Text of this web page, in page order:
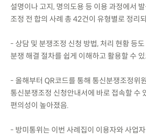
설명이나 고지, 명의도용 등 이용 과정에서
조정 전 합의 사례 총 42건이 유형별로 정리
- 상담 및 분쟁조정 신청 방법, 처리 현황 등
분쟁 해결 절차를 쉽게 이해하고 활용할 수
- 올해부터 QR코드를 통해 통신분쟁조정위
통신분쟁조정 신청안내서에 바로 접속할 수
편의성이 높아졌음.
- 방미통위는 이번 사례집이 이용자와 사업